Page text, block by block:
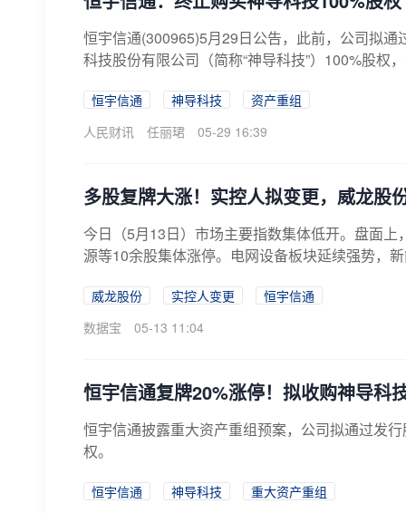
恒宇信通(300965)5月29日公告，此前，公司拟
科技股份有限公司（简称“神导科技”）100%股权
恒宇信通 神导科技
资产重组
人民财讯
任丽珺 05-29 16:39
多股复牌大涨！实控人拟变更，威龙股
今日（5月13日）市场主要指数集体低开。盘面
源等10余股集体涨停。电网设备板块延续强势，
威龙股份 实控人变更
恒宇信通
数据宝
05-13 11:04
恒宇信通复牌20%涨停！拟收购神导科
恒宇信通披露重大资产重组预案，公司拟通过发
权。
恒宇信通 神导科技
重大资产重组